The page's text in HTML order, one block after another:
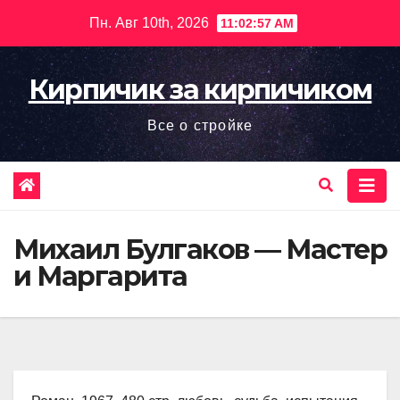
содержимому
Пн. Авг 10th, 2026 11:02:58 AM
Кирпичик за кирпичиком
Все о стройке
Михаил Булгаков — Мастер
и Маргарита